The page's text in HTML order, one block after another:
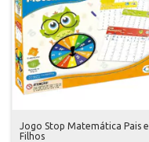
Jogo Stop Matemática Pais e
Filhos